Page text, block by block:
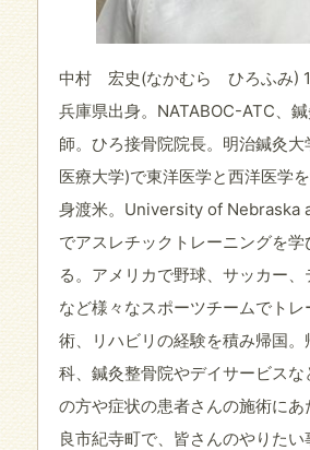
中村 宏史(なかむら ひろふみ)
兵庫県出身。NATABOC-ATC、
師。ひろ接骨院院長。明治鍼灸
医療大学)で東洋医学と西洋医学
身渡米。University of Nebraska
でアスレチックトレーニングを
る。アメリカで野球、サッカー、
など様々なスポーツチームでト
術、リハビリの経験を積み帰国
科、鍼灸整骨院やデイサービスな
の方や症状の患者さんの施術にあ
良市紀寺町で、皆さんのやりたい